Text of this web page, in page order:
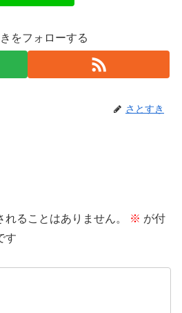
をフォローする
さとすき
ることはありません。 ※ が付
す